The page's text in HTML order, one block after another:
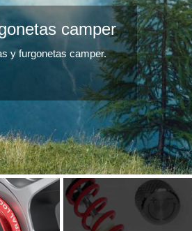
camper
y furgonetas camper.